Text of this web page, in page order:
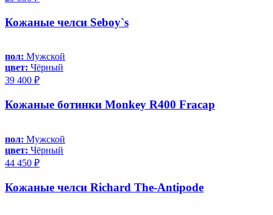
Кожаные челси Seboy`s
пол: Мужской
цвет: Чёрный
39 400 ₽
Кожаные ботинки Monkey R400 Fracap
пол: Мужской
цвет: Чёрный
44 450 ₽
Кожаные челси Richard The-Antipode